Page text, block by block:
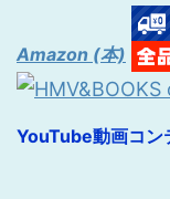
Amazon (本)
YouTube動画コン